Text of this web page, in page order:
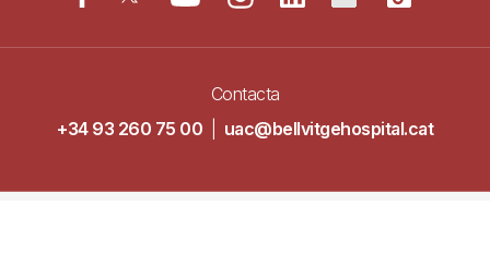
Contacta
+34 93 260 75 00
uac@bellvitgehospital.cat